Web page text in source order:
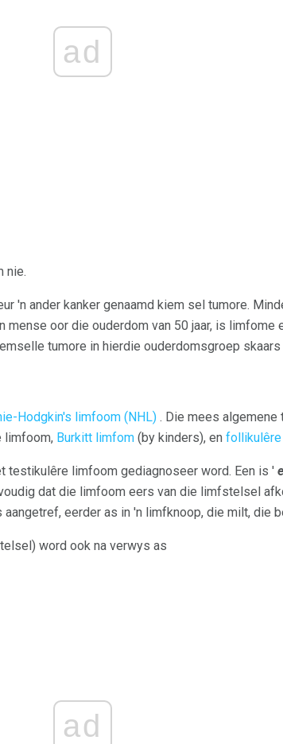
ad
nie.
'n ander kanker genaamd kiem sel tumore.
oor die ouderdom van 50 jaar, is limfome
tumore in hierdie ouderdomsgroep skaars
Hodgkin's limfoom (NHL) . Die mees algemene
limfoom, Burkitt limfom (by kinders), en
testikulêre limfoom gediagnoseer word. Een is '
dat die limfoom eers van die limfstelsel
eerder as in 'n limfknoop, die milt, die
word ook na verwys as
ad